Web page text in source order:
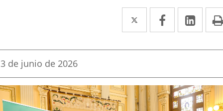
Twitter
Enlace
a
una
externa.
Facebook
Enlace
a
una
externa.
a
una
Fecha
la
noticia
3 de junio de 2026